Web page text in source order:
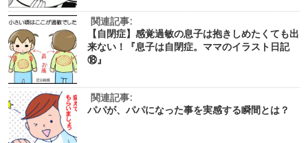
関連記事:
【自閉症】感覚過敏の息子は抱きしめたくても出
来ない！『息子は自閉症。ママのイラスト日記
⑱』
関連記事:
パパが、パパになった事を実感する瞬間とは？